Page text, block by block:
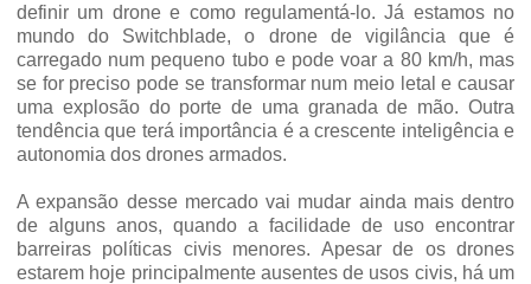
definir um drone e como regulamentá-lo. Já estamos no
mundo do Switchblade, o drone de vigilância que é
carregado num pequeno tubo e pode voar a 80 km/h, mas
se for preciso pode se transformar num meio letal e causar
uma explosão do porte de uma granada de mão. Outra
tendência que terá importância é a crescente inteligência e
autonomia dos drones armados.
A expansão desse mercado vai mudar ainda mais dentro
de alguns anos, quando a facilidade de uso encontrar
barreiras políticas civis menores. Apesar de os drones
estarem hoje principalmente ausentes de usos civis, há um